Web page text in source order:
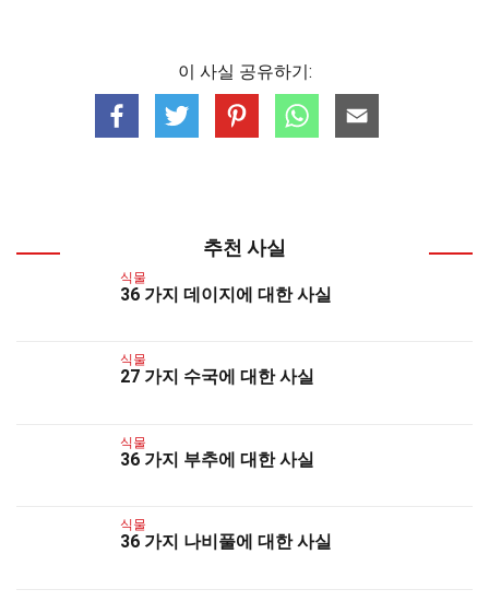
이 사실 공유하기:
추천 사실
식물
36 가지 데이지에 대한 사실
식물
27 가지 수국에 대한 사실
식물
36 가지 부추에 대한 사실
식물
36 가지 나비풀에 대한 사실